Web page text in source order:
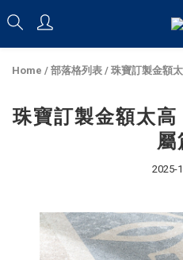
Home / 部落格列表 / 珠寶訂製金額
珠寶訂製金額太
屬
2025-